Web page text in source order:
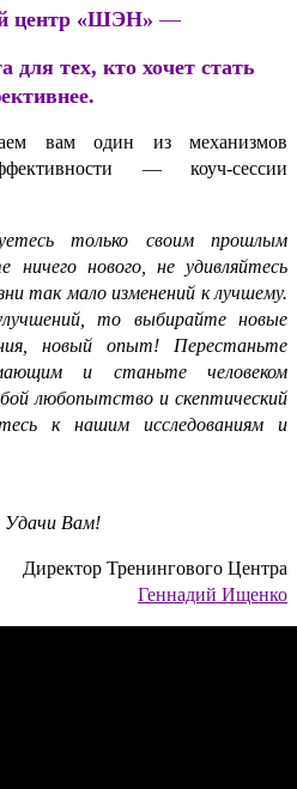
центр «ШЭН» —
для тех, кто хочет стать
вам один из механизмов
— коуч-сессии
только своим прошлым
нового, не удивляйтесь
так мало изменений к лучшему.
то выбирайте новые
новый опыт! Перестаньте
и станьте человеком
любопытство и скептический
к нашим исследованиям и
Удачи Вам!
Директор Тренингового Центра
Геннадий Ищенко